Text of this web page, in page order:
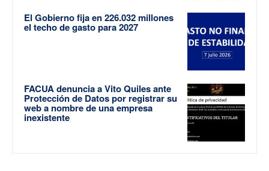
El Gobierno fija en 226.032 millones
el techo de gasto para 2027
FACUA denuncia a Vito Quiles ante
Protección de Datos por registrar su
web a nombre de una empresa
inexistente